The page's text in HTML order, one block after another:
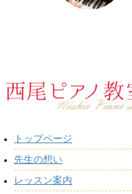
トップページ
先生の想い
レッスン案内